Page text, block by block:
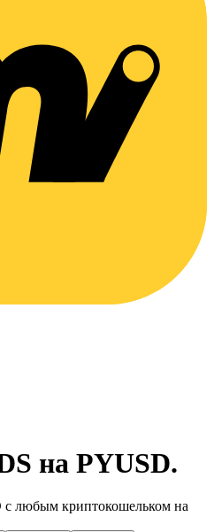
на PYUSD.
любым криптокошельком на